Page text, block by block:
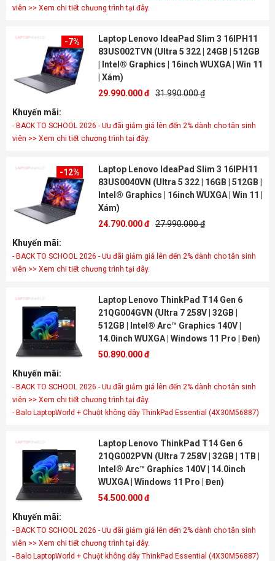
viên >> Xem chi tiết chương trình tại đây.
-7%
Laptop Lenovo IdeaPad Slim 3 16IPH11
83US002TVN (Ultra 5 322 | 24GB | 512GB
| Intel® Graphics | 16inch WUXGA | Win 11
| Xám)
29.990.000 đ 31.990.000 ₫
Khuyến mãi:
- BACK TO SCHOOL 2026 - Ưu đãi giảm giá lên đến 2% dành cho tân sinh
viên >> Xem chi tiết chương trình tại đây.
-12%
Laptop Lenovo IdeaPad Slim 3 16IPH11
83US0040VN (Ultra 5 322 | 16GB | 512GB |
Intel® Graphics | 16inch WUXGA | Win 11 |
Xám)
24.790.000 đ 27.990.000 ₫
Khuyến mãi:
- BACK TO SCHOOL 2026 - Ưu đãi giảm giá lên đến 2% dành cho tân sinh
viên >> Xem chi tiết chương trình tại đây.
Laptop Lenovo ThinkPad T14 Gen 6
21QG004GVN (Ultra 7 258V | 32GB |
512GB | Intel® Arc™ Graphics 140V |
14.0inch WUXGA | Windows 11 Pro | Đen)
50.890.000 đ
Khuyến mãi:
- BACK TO SCHOOL 2026 - Ưu đãi giảm giá lên đến 2% dành cho tân sinh
viên >> Xem chi tiết chương trình tại đây.
- Balo LaptopWorld + Chuột không dây ThinkPad Essential (4X30M56887)
Laptop Lenovo ThinkPad T14 Gen 6
21QG002PVN (Ultra 7 258V | 32GB | 1TB |
Intel® Arc™ Graphics 140V | 14.0inch
WUXGA | Windows 11 Pro | Đen)
54.500.000 đ
Khuyến mãi:
- BACK TO SCHOOL 2026 - Ưu đãi giảm giá lên đến 2% dành cho tân sinh
viên >> Xem chi tiết chương trình tại đây.
- Balo LaptopWorld + Chuột không dây ThinkPad Essential (4X30M56887)